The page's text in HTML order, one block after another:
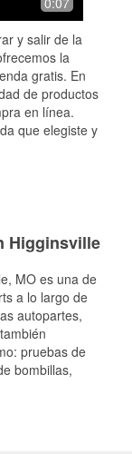
y salir de la
la
gratis. En
de productos
en línea.
que elegiste y
Higginsville
, MO es una de
a lo largo de
autopartes,
pruebas de
bombillas,